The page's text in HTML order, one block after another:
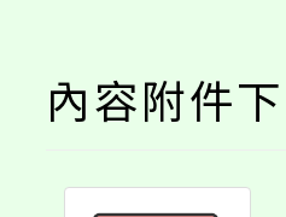
內容附件